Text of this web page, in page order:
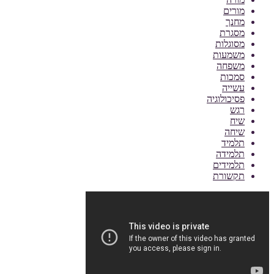
מורים
מחנך
מסגרת
מסוגלות
משמעות
משפחה
סמכות
עשייה
פסיכולוגיה
רגש
שיח
שיחה
תלמיד
תלמידה
תלמידים
תקשורת